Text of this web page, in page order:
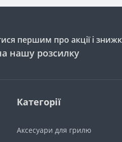
першим про акції і
нашу розсилку
Категорії
Аксесуари для грилю